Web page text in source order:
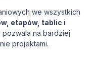
we wszystkich
etapów, tablic i
pozwala na bardziej
projektami.